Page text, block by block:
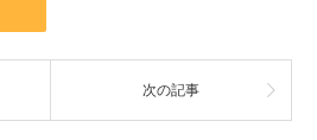
次の記事